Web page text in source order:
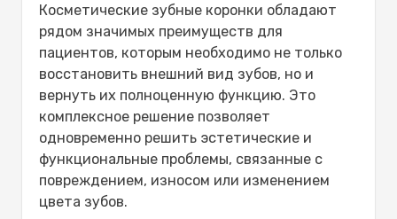
Косметические зубные коронки обладают
рядом значимых преимуществ для
пациентов, которым необходимо не только
восстановить внешний вид зубов, но и
вернуть их полноценную функцию. Это
комплексное решение позволяет
одновременно решить эстетические и
функциональные проблемы, связанные с
повреждением, износом или изменением
цвета зубов.